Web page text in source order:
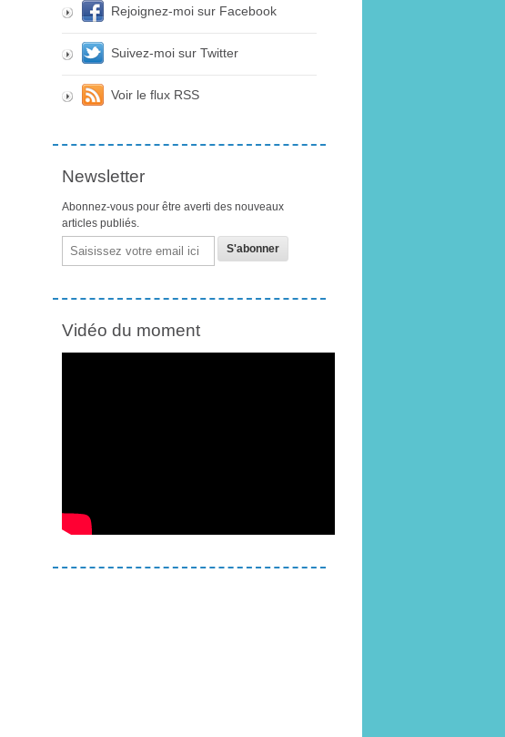
Rejoignez-moi sur Facebook
Suivez-moi sur Twitter
Voir le flux RSS
Newsletter
Abonnez-vous pour être averti des nouveaux
articles publiés.
Email
Vidéo du moment